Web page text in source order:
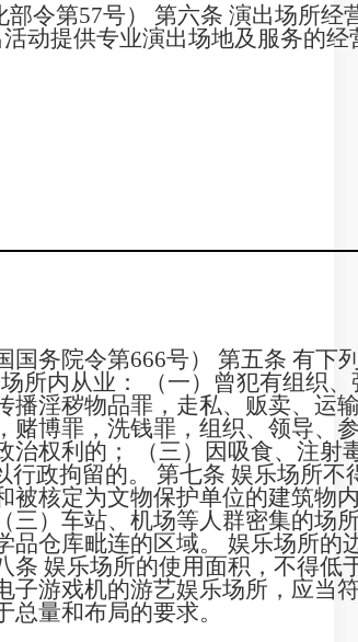
部令第57号） 第六条 演出场所经
动提供专业演出场地及服务的经
国务院令第666号） 第五条 有下
所内从业： （一）曾犯有组织
播淫秽物品罪，走私、贩卖、运
赌博罪，洗钱罪，组织、领导、
治权利的； （三）因吸食、注射
政拘留的。 第七条 娱乐场所不
被核定为文物保护单位的建筑物
三）车站、机场等人群密集的场
品仓库毗连的区域。 娱乐场所的
条 娱乐场所的使用面积，不得低
子游戏机的游艺娱乐场所，应当
总量和布局的要求。